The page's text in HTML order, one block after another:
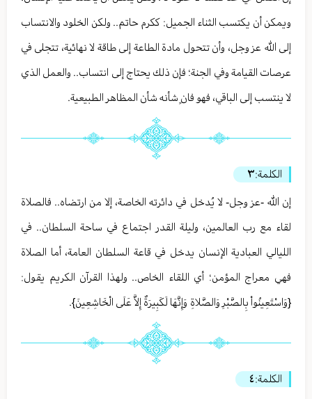
ويمكن أن يكتسب الثناء الجميل: ككرم حاتم.. ولكن الخلود والانتساب
إلى الله عز وجل، وأن تتحول مادة الطاعة إلى طاقة لا نهائية، تتجلى في
عرصات القيامة وفي الجنة؛ فإن ذلك يحتاج إلى انتساب.. والعمل الذي
لا ينتسب إلى الباقي، فهو فانٍ شأنه شأن المظاهر الطبيعية.
الكلمة:٣
إن الله -عز وجل- لا يُدخل في دائرته الخاصة، إلا من ارتضاه.. فالصلاة
لقاء مع رب العالمين، وليلة القدر اجتماع في ساحة السلطان.. في
الليالي العبادية الإنسان يدخل في قاعة السلطان العامة، أما الصلاة
فهي معراج المؤمن؛ أي اللقاء الخاص.. ولهذا القرآن الكريم يقول:
{وَاسْتَعِينُواْ بِالصَّبْرِ وَالصَّلاةِ وَإِنَّهَا لَكَبِيرَةٌ إِلاَّ عَلَى الْخَاشِعِينَ}.
الكلمة:٤